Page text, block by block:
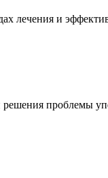
лечения и
проблемы